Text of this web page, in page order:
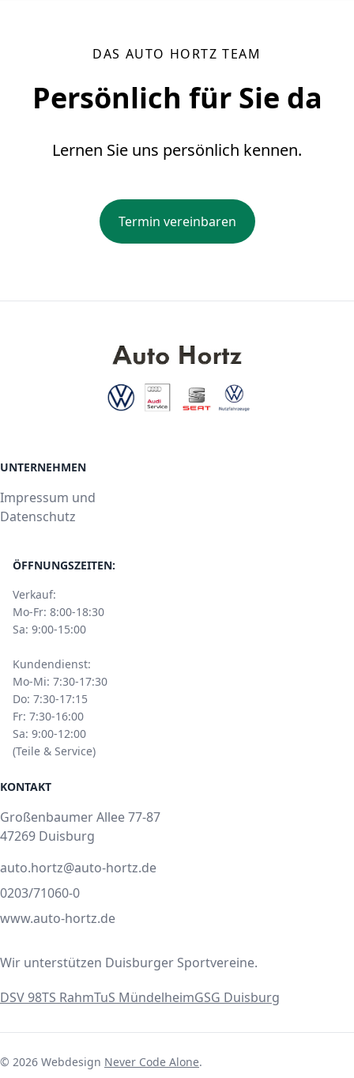
DAS AUTO HORTZ TEAM
Persönlich für Sie da
Lernen Sie uns persönlich kennen.
Termin vereinbaren
UNTERNEHMEN
Impressum und
Datenschutz
ÖFFNUNGSZEITEN:
Verkauf:
Mo-Fr: 8:00-18:30
Sa: 9:00-15:00
Kundendienst:
Mo-Mi: 7:30-17:30
Do: 7:30-17:15
Fr: 7:30-16:00
Sa: 9:00-12:00
(Teile & Service)
KONTAKT
Großenbaumer Allee 77-87
47269 Duisburg
auto.hortz@auto-hortz.de
0203/71060-0
www.auto-hortz.de
Wir unterstützen Duisburger Sportvereine.
DSV 98TS RahmTuS MündelheimGSG Duisburg
© 2026 Webdesign Never Code Alone.